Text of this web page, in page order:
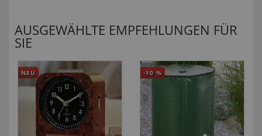
AUSGEWÄHLTE EMPFEHLUNGEN FÜR
SIE
NEU -10 %